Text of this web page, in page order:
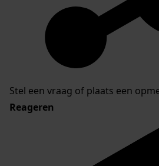
Stel een vraag of plaats een
Reageren